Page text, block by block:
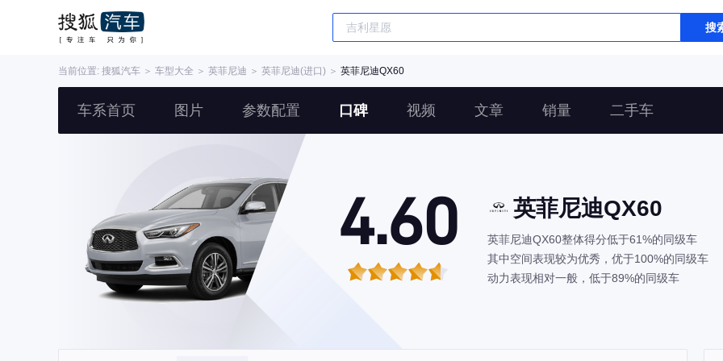
搜
当前位置: 搜狐汽车 ＞ 车型大全 ＞ 英菲尼迪 ＞ 英菲尼迪(进口) ＞ 英菲尼迪QX60
车系首页 图片 参数配置 口碑 视频 文章 销量 二手车
4.60 英菲尼迪QX60
英菲尼迪QX60整体得分低于61%的同级车
其中空间表现较为优秀，优于100%的同级车
动力表现相对一般，低于89%的同级车